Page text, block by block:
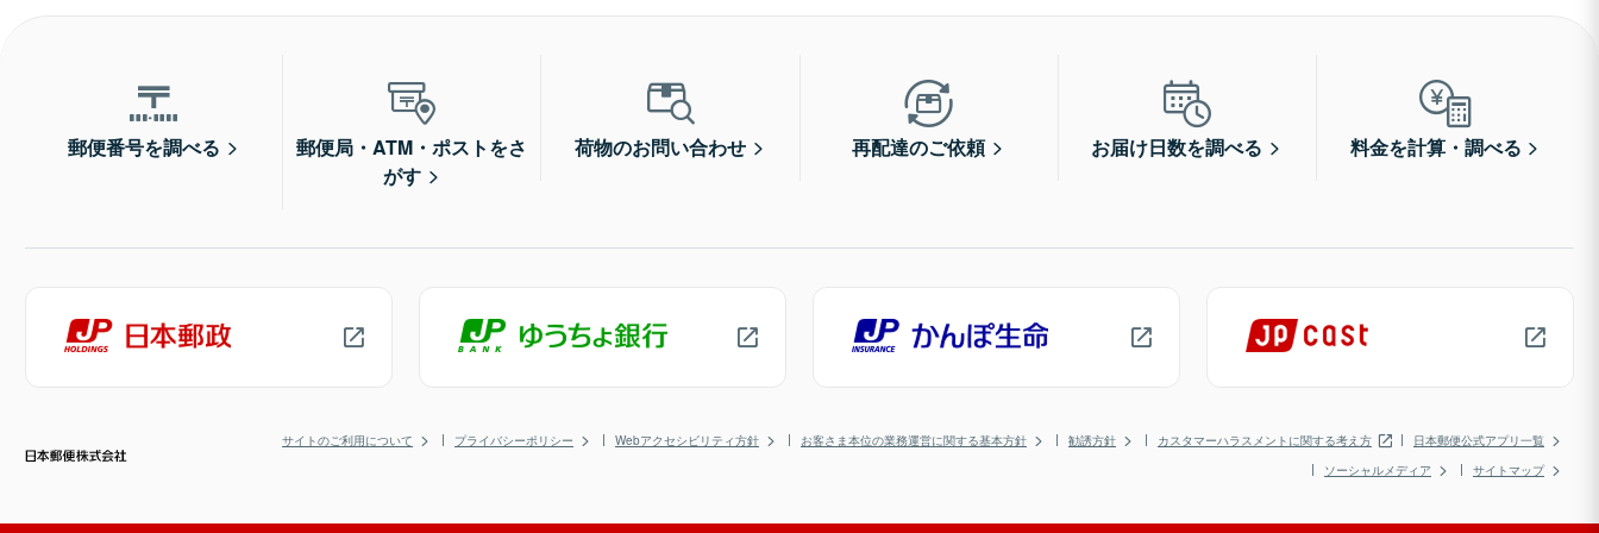
郵便番号を調べる
郵便局・ATM・ポストをさ
がす
荷物のお問い合わせ 再配達のご依頼 お届け日数を調べる 料金を計算・調べる
サイトのご利用について プライバシーポリシー Webアクセシビリティ方針 お客さま本位の業務運営に関する基本方針 勧誘方針 カスタマーハラスメントに関する考え方
日本郵便公式アプリ一覧
ソーシャルメディア
サイトマップ